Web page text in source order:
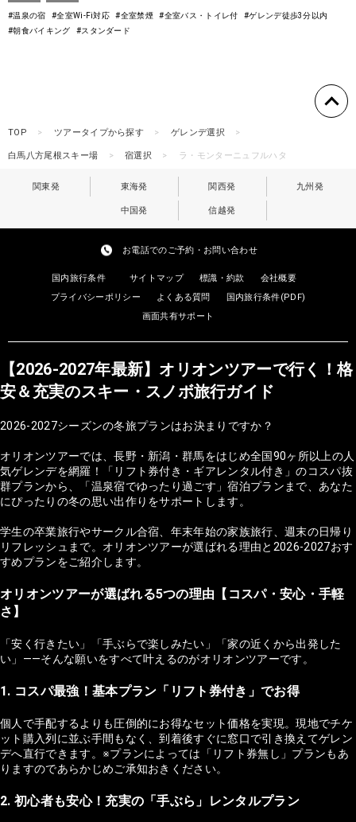
#温泉の宿 #全室Wi-Fi対応 #全室禁煙 #全室バス・トイレ付
#ゲレンデ徒歩3分以内
#朝食バイキング
#スタンダード
TOP ツアータイプから探す ゲレンデ選択
白馬八方尾根スキー場 宿選択 ラ・モンターニュフルハタ
関東発 東海発 関西発 九州発
中国発 信越発
お電話でのご予約・お問い合わせ
国内旅行条件 サイトマップ 標識・約款
会社概要
プライバシーポリシー
よくある質問
国内旅行条件(PDF)
画面共有サポート
【2026-2027年最新】オリオンツアーで行く！格
安＆充実のスキー・スノボ旅行ガイド
2026-2027シーズンの冬旅プランはお決まりですか？
オリオンツアーでは、長野・新潟・群馬をはじめ全国90ヶ所以上の人
気ゲレンデを網羅！「リフト券付き・ギアレンタル付き」のコスパ抜
群プランから、「温泉宿でゆったり過ごす」宿泊プランまで、あなた
にぴったりの冬の思い出作りをサポートします。
学生の卒業旅行やサークル合宿、年末年始の家族旅行、週末の日帰り
リフレッシュまで。オリオンツアーが選ばれる理由と2026-2027おす
すめプランをご紹介します。
オリオンツアーが選ばれる5つの理由【コスパ・安心・手軽
さ】
「安く行きたい」「手ぶらで楽しみたい」「家の近くから出発した
い」——そんな願いをすべて叶えるのがオリオンツアーです。
1. コスパ最強！基本プラン「リフト券付き」でお得
個人で手配するよりも圧倒的にお得なセット価格を実現。現地でチケ
ット購入列に並ぶ手間もなく、到着後すぐに窓口で引き換えてゲレン
デへ直行できます。※プランによっては「リフト券無し」プランもあ
りますのであらかじめご承知おきください。
2. 初心者も安心！充実の「手ぶら」レンタルプラン